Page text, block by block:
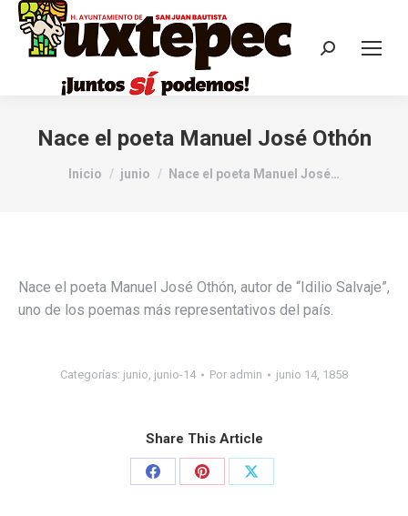
Nace el poeta Manuel José Othón
Estás aquí:
Inicio junio Nace el poeta Manuel José…
Nace el poeta Manuel José Othón, autor de “Idilio Salvaje”,
uno de los poemas más representativos del país.
Categorías: junio, junio-14 Por admin junio 14, 1858
Share This Article